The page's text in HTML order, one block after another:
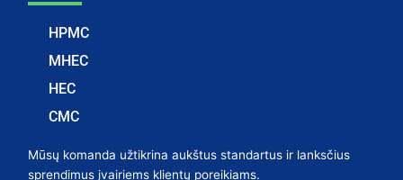
HPMC
MHEC
HEC
CMC
Mūsų komanda užtikrina aukštus standartus ir lanksčius
sprendimus įvairiems klientų poreikiams.